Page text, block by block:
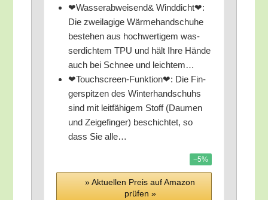
❤Wasserabweisend& Wind­dicht❤:
Die zwei­la­gi­ge Wär­me­hand­schu­he
bestehen aus hoch­wer­ti­gem was­
ser­dich­tem TPU und hält Ihre Hän­de
auch bei Schnee und leichtem…
❤Touch­screen-Funk­ti­on❤: Die Fin­
ger­spit­zen des Win­ter­hand­schuhs
sind mit leit­fä­hi­gem Stoff (Dau­men
und Zei­ge­fin­ger) beschich­tet, so
dass Sie alle…
−5%
» Aktu­el­len Preis auf Ama­zon
prü­fen »